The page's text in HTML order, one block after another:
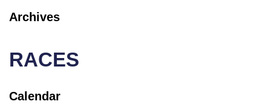
Archives
RACES
Calendar